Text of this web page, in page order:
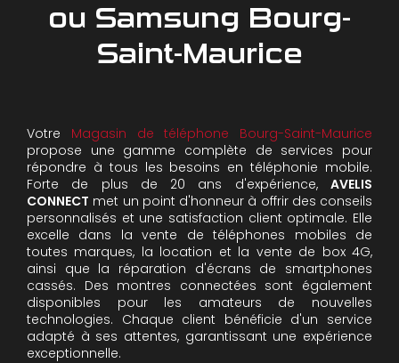
ou Samsung Bourg-
Saint-Maurice
Votre Magasin de téléphone Bourg-Saint-Maurice
propose une gamme complète de services pour
répondre à tous les besoins en téléphonie mobile.
Forte de plus de 20 ans d'expérience, AVELIS
CONNECT met un point d'honneur à offrir des conseils
personnalisés et une satisfaction client optimale. Elle
excelle dans la vente de téléphones mobiles de
toutes marques, la location et la vente de box 4G,
ainsi que la réparation d'écrans de smartphones
cassés. Des montres connectées sont également
disponibles pour les amateurs de nouvelles
technologies. Chaque client bénéficie d'un service
adapté à ses attentes, garantissant une expérience
exceptionnelle.